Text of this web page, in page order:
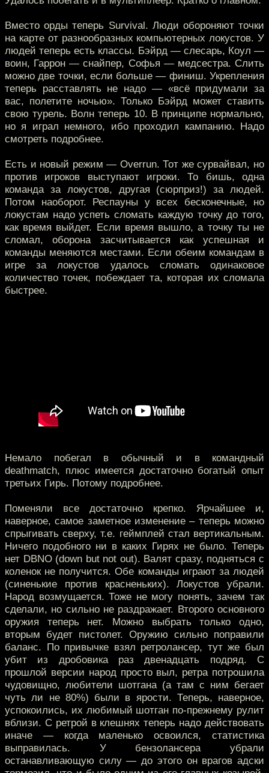
Вместо орды теперь Survival. Люди обороняют точки
на карте от разнообразных компьютерных локустов. У
людей теперь есть классы. Бэйрд — слесарь, Коул —
воин, Гаррон — снайпер, Софья — медсестра. Слить
можно две точки, если больше — финиш. Укрепления
теперь расставлять не надо — «всё придумали за
вас, полетите ночью». Только Бэйрд может ставить
свою турель. Волн теперь 10. В принципе нормально,
но я играл немного, ибо проходил кампанию. Надо
смотреть подробнее.
Есть и новый режим — Overrun. Тот же сурвайвал, но
против игроков выступают игроки. То бишь, одна
команда за локустов, другая (сюрприз!) за людей.
Потом наоборот. Респауны у всех бесконечные, но
локустам надо успеть сломать каждую точку до того,
как время выйдет. Если время вышло, а точку ты не
сломал, оборона засчитывается как успешная и
команды меняются местами. Если обеим командам в
игре за локустов удалось сломать одинаковое
количество точек, побеждает та, которая их сломала
быстрее.
Немало побегал в обычный и в командный
deathmatch, плюс имеется достаточно богатый опыт
третьих Гирь. Потому подробнее.
Поменяли все достаточно крепко. Ярчайшее и,
наверное, самое заметное изменение – теперь можно
спрыгивать сверху, т.е. геймплей стал вертикальным.
Ничего подобного ни в каких Гирях не было. Теперь
нет DBNO (down but not out). Валят сразу, подняться с
коленок не получится. Обе команды играют за людей
(синенькие против красненьких). Локустов убрали.
Народ возмущается. Тоже не могу понять, зачем так
сделали, но сильно не раздражает. Второго основного
оружия теперь нет. Можно выбрать только одно,
вторым будет пистолет. Оружию сильно поправили
баланс. По привычке взял ретролансер, тут же был
убит из дробовика раз двенадцать подряд. С
прошлой версии народ просто выл, ретра потрошила
чудовищно, любители шотгана (а там с ним бегает
чуть ли не 80%) были в ярости. Теперь, наверное,
успокоились, их любимый шотган по-прежнему рулит
вблизи. С ретрой в клешнях теперь надо действовать
иначе — когда маленько освоился, статистика
выправилась. У бензолансера убрали
останавливающую силу — до этого он врагов адски